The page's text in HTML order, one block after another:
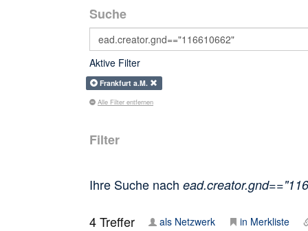
Suche
Aktive Filter
Frankfurt a.M.
Alle Filter entfernen
Filter
Ihre Suche nach
4Treffer als Netzwerk in Merkliste